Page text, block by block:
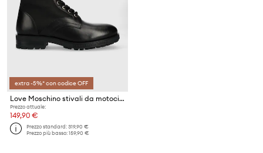
extra -5%* con codice OFF
Love Moschino stivali da motociclista
Prezzo attuale:
149,90 €
Prezzo standard:319,90 €
Prezzo più basso:159,90 €